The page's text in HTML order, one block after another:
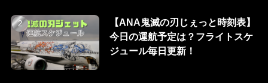
【ANA鬼滅の刃じぇっと時刻表】
今日の運航予定は？フライトスケ
ジュール毎日更新！